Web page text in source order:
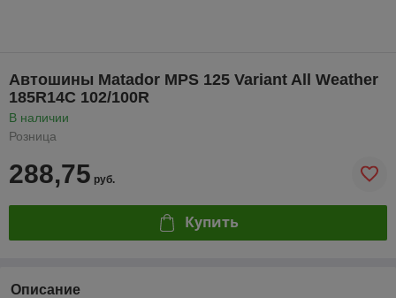
Автошины Matador MPS 125 Variant All Weather
185R14C 102/100R
В наличии
Розница
288,75 руб.
Купить
Описание